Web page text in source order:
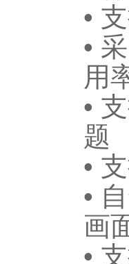
•
•
用
•
题
•
•
画
•